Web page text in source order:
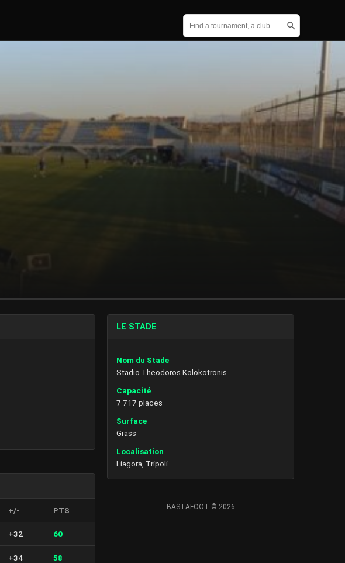
+/- PTS
+32 60
+34 58
LE STADE
Nom du Stade
Stadio Theodoros Kolokotronis
Capacité
7 717 places
Surface
Grass
Localisation
Liagora, Tripoli
BASTAFOOT © 2026